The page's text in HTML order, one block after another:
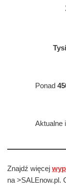
Ponad
Aktualne
Znajdź więcej
na >SALEnow.pl.